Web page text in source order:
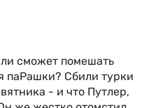
сможет помешать
паРашки? Сбили турки
- и что Путлер,